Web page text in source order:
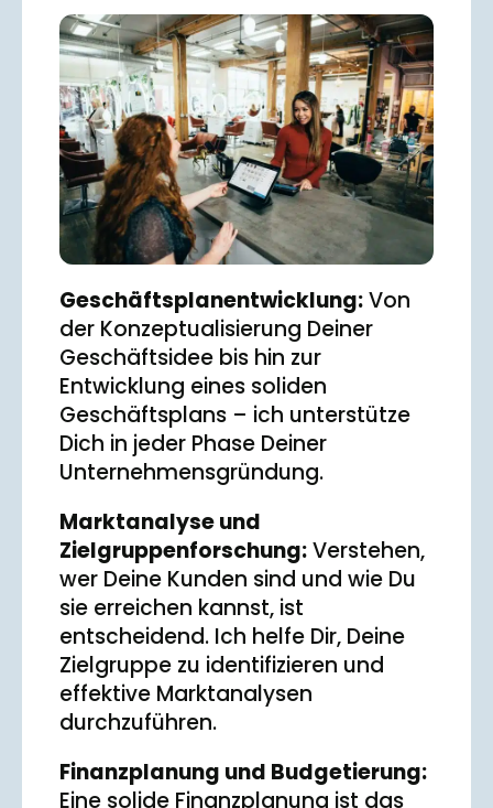
Geschäftsplanentwicklung:Von
der Konzeptualisierung Deiner
Geschäftsidee bis hin zur
Entwicklung eines soliden
Geschäftsplans – ich unterstütze
Dich in jeder Phase Deiner
Unternehmensgründung.
Marktanalyse und
Zielgruppenforschung:Verstehen,
wer Deine Kunden sind und wie Du
sie erreichen kannst, ist
entscheidend. Ich helfe Dir, Deine
Zielgruppe zu identifizieren und
effektive Marktanalysen
durchzuführen.
Finanzplanung und Budgetierung:
Eine solide Finanzplanung ist das